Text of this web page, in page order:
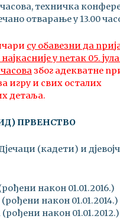
техничка
отварање у 13.00
су обавезни да
у петак 05. јула
због адекватне
игру и свих осталих
детаља.
ПРВЕНСТВО
(кадети) и
након 01.01.2016.)
након 01.01.2014.)
након 01.01.2012.)